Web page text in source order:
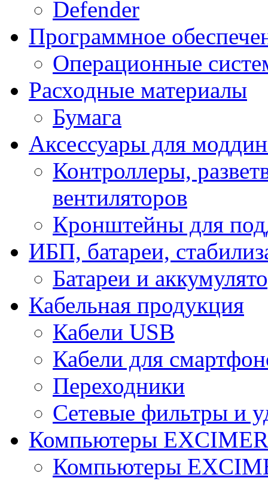
Defender
Программное
Операционные
Расходные материалы
Бумага
Аксессуары для
Контроллеры,
вентиляторов
Кронштейны для
ИБП, батареи,
Батареи и
Кабельная продукция
Кабели USB
Кабели для
Переходники
Сетевые фильтры и
Компьютеры
Компьютеры